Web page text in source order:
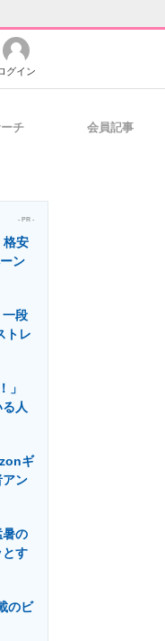
グイン
チ 会員記事
- PR -
格安
ン
一段
トレ
」
人
ギ
アン
暑の
とす
のビ